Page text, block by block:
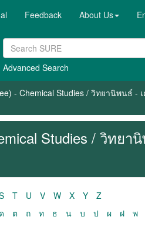
Feedback About Us
Advanced Search
- Chemical Studies / วิทยานิพนธ์ -
Studies / วิทยา
T U V W X Y
Z
ด ต ถ ท ธ น บ ป ผ ฝ พ